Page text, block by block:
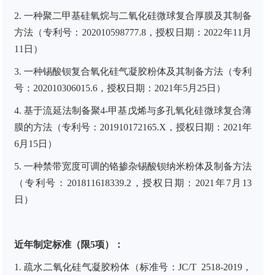
2. 一种聚二甲基硅氧烷与二氧化硅微球复合厚膜及其制备
方法（专利号：202010598777.8，授权日期：2022年11月
11日）
3. 一种锡酸钡复合氧化硅气凝胶粉体及其制备方法（专利
号：202010306015.6，授权日期：2021年5月25日）
4. 基于流延法制备聚4-甲基戊烯与多孔氧化硅微球复合薄
膜的方法（专利号：201910172165.X，授权日期：2021年
6月15日）
5. 一种禁带宽度可调的铬掺杂锡酸钡纳米粉体及制备方法
（专利号：201811618339.2，授权日期：2021年7月13
日）
近年制定标准（限5项）：
1. 疏水二氧化硅气凝胶粉体（标准号：JC/T 2518-2019，